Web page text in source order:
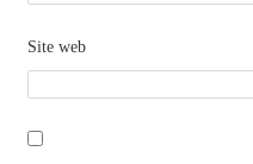
Site web